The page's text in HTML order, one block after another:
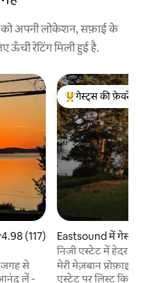
को अपनी लोकेशन, सफ़ाई के
ऊँची रेटिंग मिली हुई है.
रेटिंग 5 में से 4.98, 117 समीक्षाएँ
4.98 (117)
जगह से
आनंद लें -
गेस्ट्स का टॉप फ़ेवरेट
गेस्ट्स की फ़ेवरेट
Eastsound में
निजी एस्टेट में हेदर
मेरी मेज़बान
एस्टेट पर लिस्ट किए